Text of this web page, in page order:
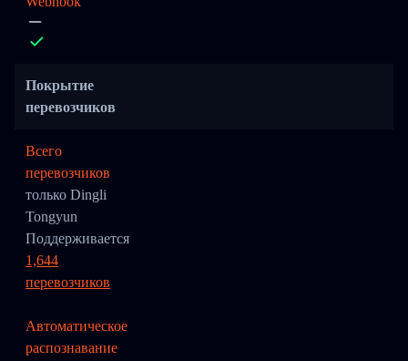
Покрытие
перевозчиков
Всего
перевозчиков
только Dingli
Tongyun
Поддерживается
1,644
перевозчиков
Автоматическое
распознавание